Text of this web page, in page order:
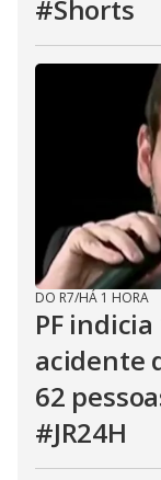
#Shorts
DO R7/HÁ 1 HORA
PF
acidente
62
#JR24H